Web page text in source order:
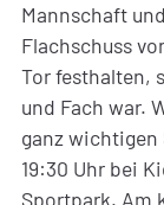
Mannschaft
Flachschuss
Tor festhalten,
und Fach war.
ganz
19:30 Uhr bei
Sportpark. Am